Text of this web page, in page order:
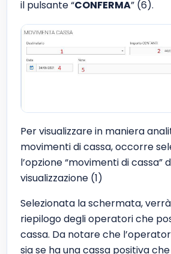
il pulsante “CONFERMA” (6).
Per visualizzare in maniera
movimenti di cassa, occorre
l’opzione “movimenti di cassa”
visualizzazione (1)
Selezionata la schermata,
riepilogo degli operatori che
cassa. Da notare che
sia se ha una cassa positiva